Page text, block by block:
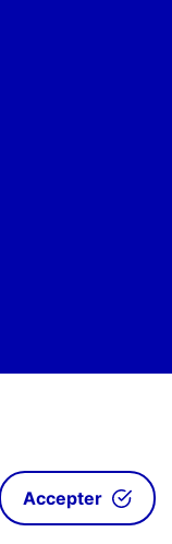
R
Accepter